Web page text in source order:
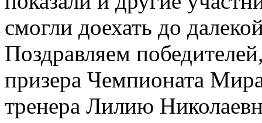
смогли доехать до
Поздравляем
призера Чемпионата
тренера Лилию